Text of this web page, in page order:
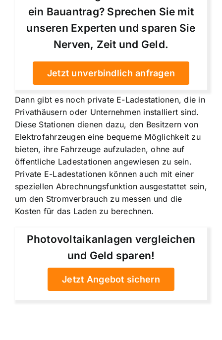
ein Bauantrag? Sprechen Sie mit
unseren Experten und sparen Sie
Nerven, Zeit und Geld.
Jetzt unverbindlich anfragen
Dann gibt es noch private E-Ladestationen, die in
Privathäusern oder Unternehmen installiert sind.
Diese Stationen dienen dazu, den Besitzern von
Elektrofahrzeugen eine bequeme Möglichkeit zu
bieten, ihre Fahrzeuge aufzuladen, ohne auf
öffentliche Ladestationen angewiesen zu sein.
Private E-Ladestationen können auch mit einer
speziellen Abrechnungsfunktion ausgestattet sein,
um den Stromverbrauch zu messen und die
Kosten für das Laden zu berechnen.
Photovoltaikanlagen vergleichen
und Geld sparen!
Jetzt Angebot sichern